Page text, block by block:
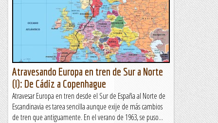
Atravesando Europa en tren de Sur a Norte
(I): De Cádiz a Copenhague
Atravesar Europa en tren desde el Sur de España al Norte de
Escandinavia es tarea sencilla aunque exije de más cambios
de tren que antiguamente. En el verano de 1963, se puso...